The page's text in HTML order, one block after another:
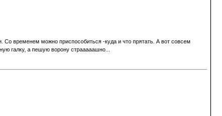
Со временем можно приспособиться -куда и что прятать. А вот совсем
галку, а пешую ворону страаааашно...